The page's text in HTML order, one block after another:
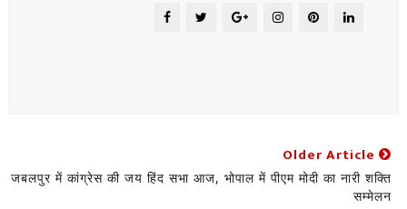
Older Article
जबलपुर में कांग्रेस की जय हिंद सभा आज, भोपाल में पीएम मोदी का नारी शक्ति
सम्मेलन